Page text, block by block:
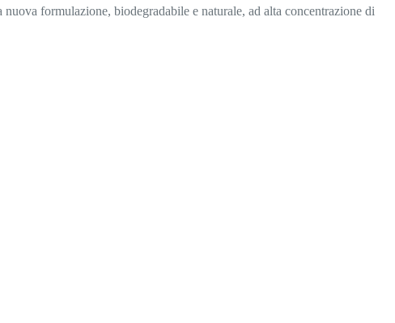
formulazione, biodegradabile e naturale, ad alta concentrazione di